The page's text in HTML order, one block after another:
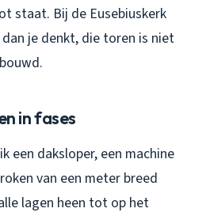
staat. Bij de Eusebiuskerk
je denkt, die toren is niet
in fases
een daksloper, een machine
van een meter breed
lagen heen tot op het